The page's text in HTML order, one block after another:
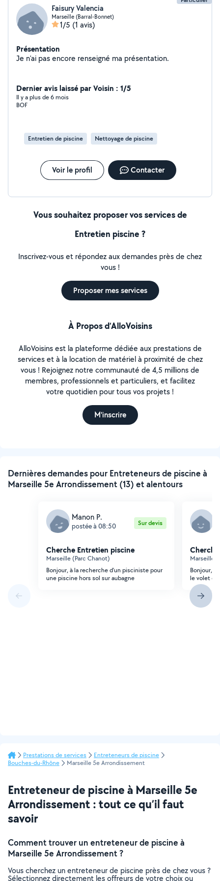
Faisury Valencia
Marseille (Barral-Bonnet)
1/5 (1 avis)
Présentation
Je n'ai pas encore renseigné ma présentation.
Dernier avis laissé par Voisin : 1/5
Il y a plus de 6 mois
BOF
Entretien de piscine Nettoyage de piscine
Voir le profil Contacter
Vous souhaitez proposer vos services de
Entretien piscine ?
Inscrivez-vous et répondez aux demandes près de chez
vous !
Proposer mes services
À Propos d’AlloVoisins
AlloVoisins est la plateforme dédiée aux prestations de
services et à la location de matériel à proximité de chez
vous ! Rejoignez notre communauté de 4,5 millions de
membres, professionnels et particuliers, et facilitez
votre quotidien pour tous vos projets !
M'inscrire
Dernières demandes pour Entreteneurs de piscine à
Marseille 5e Arrondissement (13) et alentours
Manon P.
postée à 08:50 Sur devis
Cherche Entretien piscine
Marseille (Parc Chanot)
Bonjour, à la recherche d'un pisciniste pour
une piscine hors sol sur aubagne
Marseille
Bonjour,
le volet de
Prestations de services
Entreteneurs de piscine
Bouches-du-Rhône
Marseille 5e Arrondissement
Entreteneur de piscine à Marseille 5e
Arrondissement : tout ce qu’il faut
savoir
Comment trouver un entreteneur de piscine à
Marseille 5e Arrondissement ?
Vous cherchez un entreteneur de piscine près de chez vous ?
Sélectionnez directement les offreurs de votre choix ou